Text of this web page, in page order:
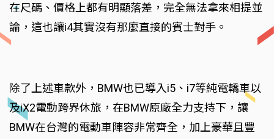
在尺碼、價格上都有明顯落差，完全無法拿來相提並
論，這也讓i4其實沒有那麼直接的賓士對手。
除了上述車款外，BMW也已導入i5、i7等純電轎車以
及iX2電動跨界休旅，在BMW原廠全力支持下，讓
BMW在台灣的電動車陣容非常齊全，加上豪華且豐